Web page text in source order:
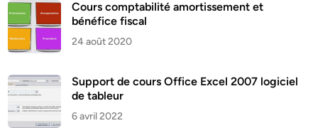
Cours comptabilité amortissement et
bénéfice fiscal
24 août 2020
Support de cours Office Excel 2007 logiciel
de tableur
6 avril 2022